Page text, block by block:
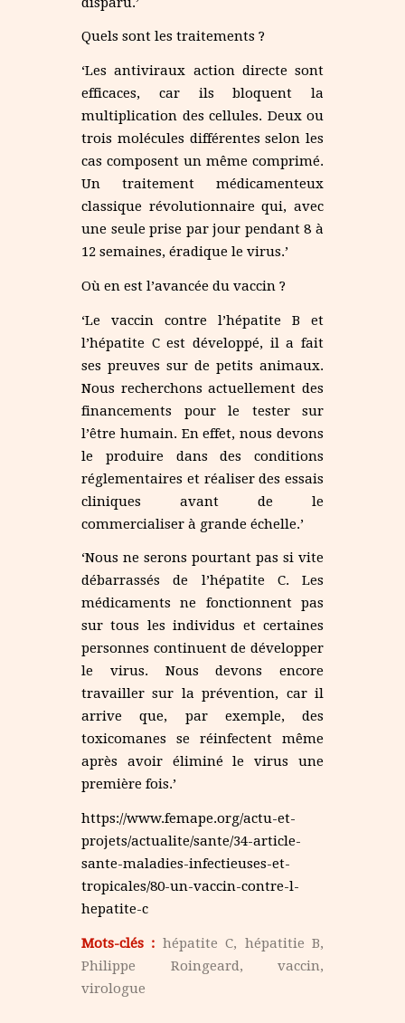
Quels sont les traitements ?
‘Les antiviraux action directe sont
efficaces, car ils bloquent la
multiplication des cellules. Deux ou
trois molécules différentes selon les
cas composent un même comprimé.
Un traitement médicamenteux
classique révolutionnaire qui, avec
une seule prise par jour pendant 8 à
12 semaines, éradique le virus.’
Où en est l’avancée du vaccin ?
‘Le vaccin contre l’hépatite B et
l’hépatite C est développé, il a fait
ses preuves sur de petits animaux.
Nous recherchons actuellement des
financements pour le tester sur
l’être humain. En effet, nous devons
le produire dans des conditions
réglementaires et réaliser des essais
cliniques avant de le
commercialiser à grande échelle.’
‘Nous ne serons pourtant pas si vite
débarrassés de l’hépatite C. Les
médicaments ne fonctionnent pas
sur tous les individus et certaines
personnes continuent de développer
le virus. Nous devons encore
travailler sur la prévention, car il
arrive que, par exemple, des
toxicomanes se réinfectent même
après avoir éliminé le virus une
première fois.’
https://www.femape.org/actu-et-
projets/actualite/sante/34-article-
sante-maladies-infectieuses-et-
tropicales/80-un-vaccin-contre-l-
hepatite-c
Mots-clés : hépatite C, hépatitie B,
Philippe Roingeard, vaccin,
virologue